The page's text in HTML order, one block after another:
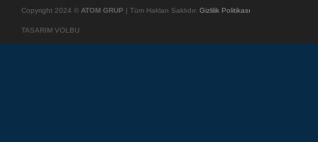
Copyright 2024 © ATOM GRUP | Tüm Hakları Saklıdır. Gizlilik Politikası
TASARIM VOLBU